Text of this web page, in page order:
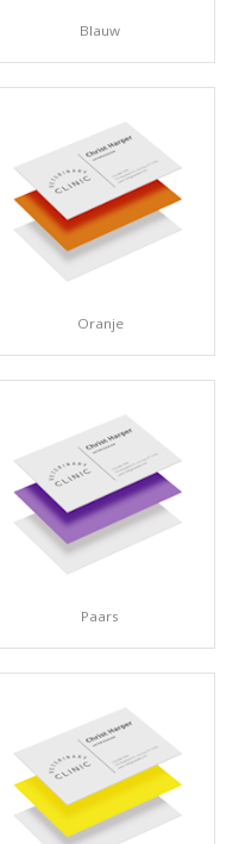
Blauw
Oranje
Paars